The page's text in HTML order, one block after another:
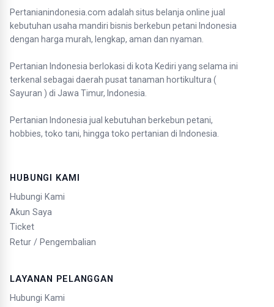
Pertanianindonesia.com adalah situs belanja online jual
kebutuhan usaha mandiri bisnis berkebun petani Indonesia
dengan harga murah, lengkap, aman dan nyaman.
Pertanian Indonesia berlokasi di kota Kediri yang selama ini
terkenal sebagai daerah pusat tanaman hortikultura (
Sayuran ) di Jawa Timur, Indonesia.
Pertanian Indonesia jual kebutuhan berkebun petani,
hobbies, toko tani, hingga toko pertanian di Indonesia.
HUBUNGI KAMI
Hubungi Kami
Akun Saya
Ticket
Retur / Pengembalian
LAYANAN PELANGGAN
Hubungi Kami